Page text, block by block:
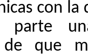
con
de que